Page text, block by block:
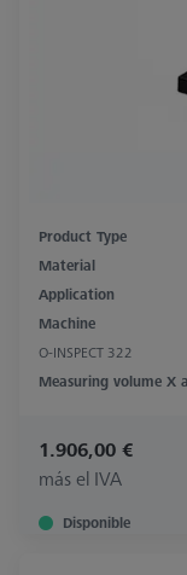
Product Type
Material
Application
Machine
O-INSPECT 322
Measuring volume X
1.906,00 €
más el IVA
Disponible